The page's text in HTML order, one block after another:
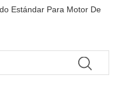
Estándar Para Motor De